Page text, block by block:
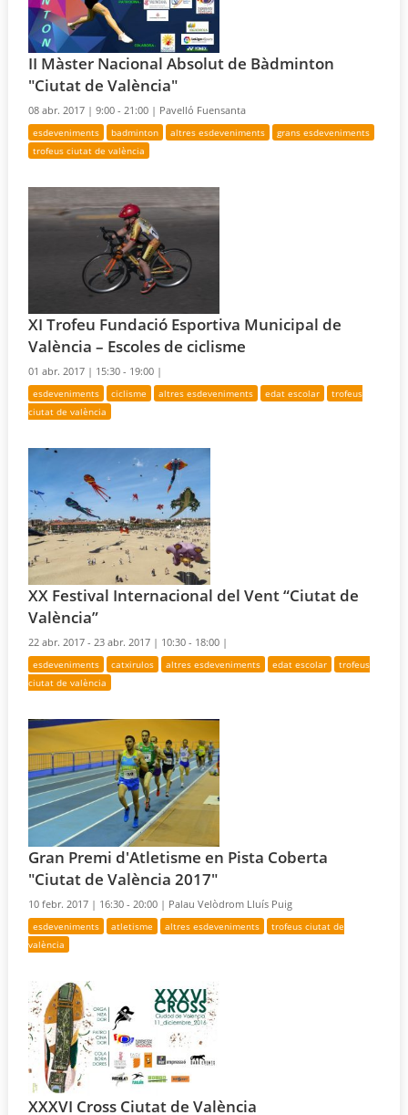
II Màster Nacional Absolut de Bàdminton
"Ciutat de València"
08 abr. 2017 |9:00 - 21:00 | Pavelló Fuensanta
esdeveniments badminton altres esdeveniments
grans esdeveniments
trofeus ciutat de valència
XI Trofeu Fundació Esportiva Municipal de
València – Escoles de ciclisme
01 abr. 2017 | 15:30 - 19:00 |
esdeveniments ciclisme altres esdeveniments edat escolar
trofeus
ciutat de valència
XX Festival Internacional del Vent “Ciutat de
València”
22 abr. 2017 - 23 abr. 2017 | 10:30 - 18:00 |
esdeveniments catxirulos altres esdeveniments edat escolar
trofeus
ciutat de valència
Gran Premi d'Atletisme en Pista Coberta
"Ciutat de València 2017"
10 febr. 2017 | 16:30 - 20:00 | Palau Velòdrom Lluís Puig
esdeveniments atletisme altres esdeveniments
trofeus ciutat de
valència
XXXVI Cross Ciutat de València